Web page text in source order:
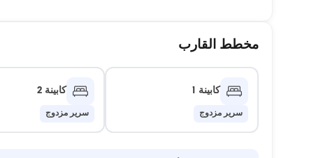
مخطط القارب
كابينة 1
سرير مزدوج
كابينة 2
سرير مزدوج